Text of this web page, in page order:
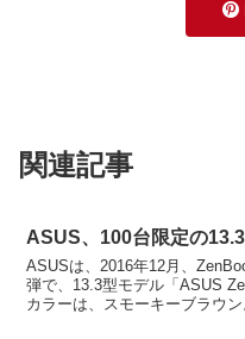
関連記事
ASUS、100台限定の
ASUSは、2016年12月、
弾で、13.3型モデル「ASUS
カラーは、スモーキーブラウ